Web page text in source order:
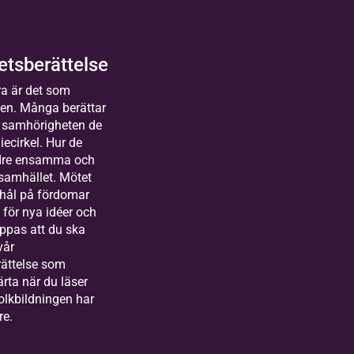
i
tillsocial
och
till Bilda
långt
heart
är det som
Många berättar
de
Hur de
ensamma och
Mötet
på fördomar
nya idéer och
att du ska
som
när du läser
har